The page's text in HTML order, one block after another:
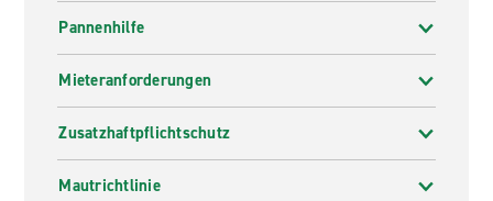
Pannenhilfe
Mieteranforderungen
Zusatzhaftpflichtschutz
Mautrichtlinie